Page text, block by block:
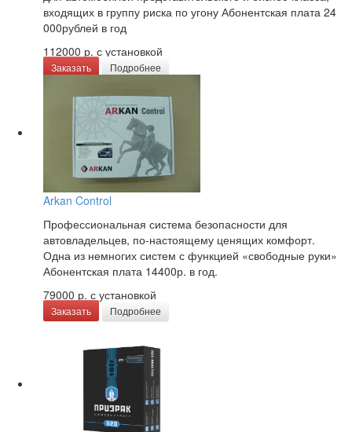
входящих в группу риска по угону Абонентская плата 24
000рублей в год
112000 р. с установкой
Заказать Подробнее
Arkan Control
Профессиональная система безопасности для
автовладельцев, по-настоящему ценящих комфорт.
Одна из немногих систем с функцией «свободные руки»
Абонентская плата 14400р. в год.
79000 р. с установкой
Заказать Подробнее